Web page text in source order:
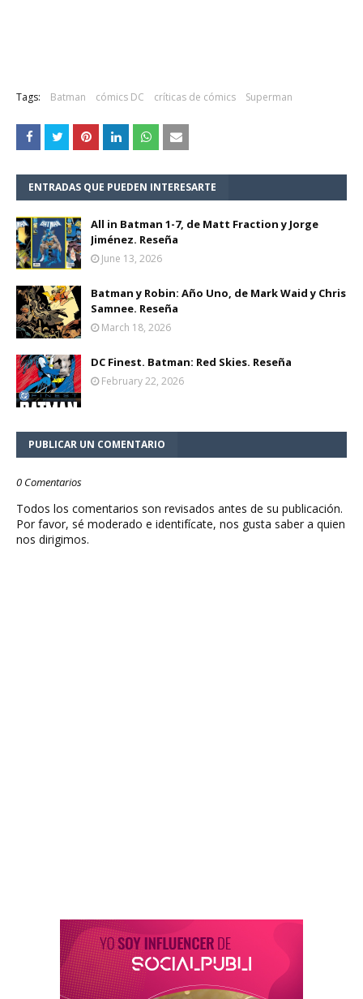
Tags: Batman cómics DC críticas de cómics Superman
ENTRADAS QUE PUEDEN INTERESARTE
All in Batman 1-7, de Matt Fraction y Jorge
Jiménez. Reseña
June 13, 2026
Batman y Robin: Año Uno, de Mark Waid y Chris
Samnee. Reseña
March 18, 2026
DC Finest. Batman: Red Skies. Reseña
February 22, 2026
PUBLICAR UN COMENTARIO
0 Comentarios
Todos los comentarios son revisados antes de su publicación.
Por favor, sé moderado e identifícate, nos gusta saber a quien
nos dirigimos.